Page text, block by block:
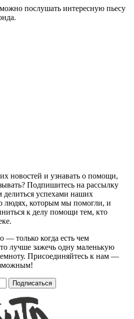
послушать интересную пьесу
новостей и узнавать о помощи,
Подпишитесь на рассылку
успехами наших
людях, которым мы помогли, и
к делу помощи тем, кто
— только когда есть чем
лучше зажечь одну маленькую
Присоединяйтесь к нам —
Подписаться